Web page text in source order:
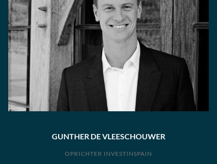
GUNTHER DE VLEESCHOUWER
OPRICHTER INVESTINSPAIN